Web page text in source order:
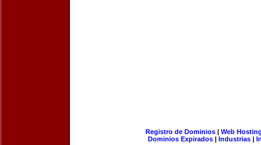
Registro de Dominios| Web Hosting
Dominios Expirados | Industrias |